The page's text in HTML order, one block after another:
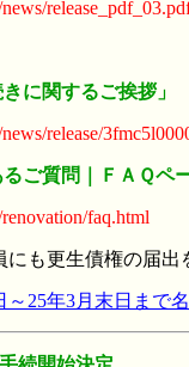
関するご挨拶」
release/
ご質問｜ＦＡＱペ
faq.html
生債権の届出を
25年3月末日まで